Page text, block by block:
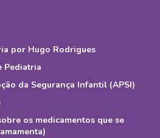
por Hugo Rodrigues
Pediatria
da Segurança Infantil (APSI)
os medicamentos que se